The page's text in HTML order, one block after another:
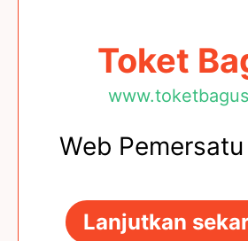
Toket
Web
Lanjutkan